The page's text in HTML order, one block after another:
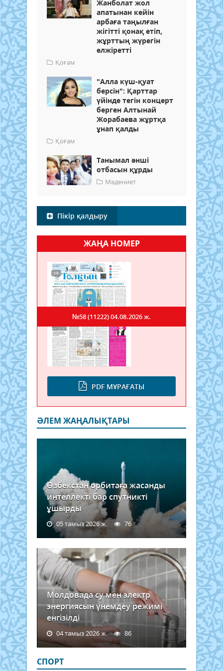
Жанболат жол
апатынан кейін
арбаға таңылған
жігітті қонақ етіп,
жұрттың жүрегін
елжіретті
Қоғам
"Алла күш-қуат
берсін": Қарттар
үйінде тегін концерт
берген Алтынай
Жорабаева жұртқа
ұнап қалды
Қоғам
Танымал әнші
отбасын құрды
Мәдениет
Пікір қалдыру
ЖАҢА НОМЕР
PDF МҰРАҒАТЫ
№58 (11222)04.08.2026 ж.
ӘЛЕМ ЖАҢАЛЫҚТАРЫ
Өзбекстан орбитаға жасанды
интеллекті бар спутникті
ұшырды
05 тамыз 2026 ж. 76
Молдовада су мен электр
энергиясын үнемдеу режимі
енгізілді
04 тамыз 2026 ж. 86
СПОРТ